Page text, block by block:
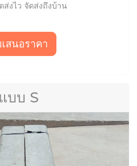
ส่งไว จัดส่งถึงบ้าน
สนอราคา
บบ S